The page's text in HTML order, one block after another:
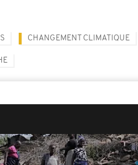
CHANGEMENT CLIMATIQUE